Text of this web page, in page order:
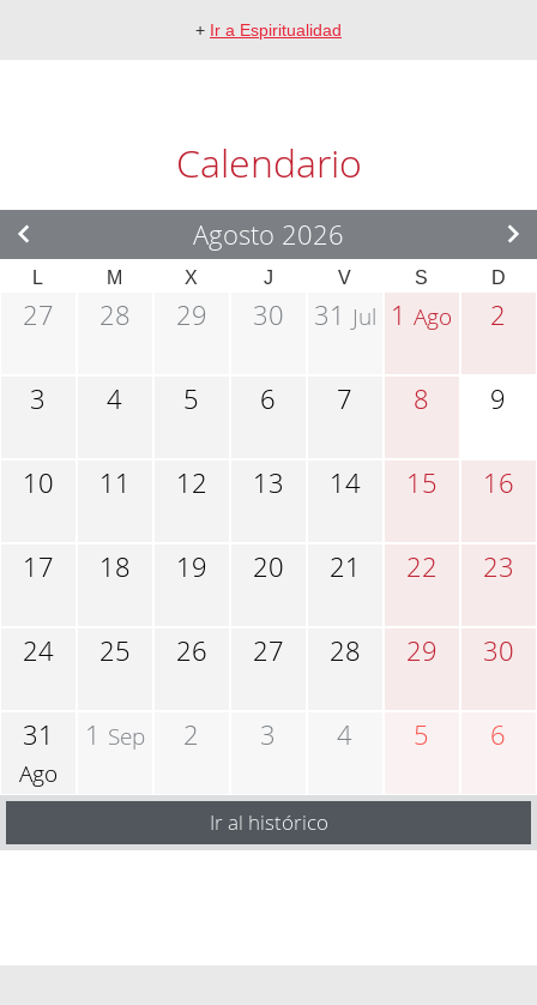
+ Ir a Espiritualidad
Calendario
Agosto 2026
L M X J V S D
27 28 29 30 31 Jul 1Ago 2
3 4 5 6 7 8 9
10 11 12 13 14 15 16
17 18 19 20 21 22 23
24 25 26 27 28 29 30
31
Ago
1 Sep 2 3 4 5 6
Ir al histórico